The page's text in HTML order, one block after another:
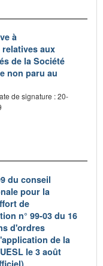
à
aux
de la Société
non paru au
de signature : 20-
du conseil
pour la
de
n° 99-03 du 16
d'ordres
de la
le 3 août